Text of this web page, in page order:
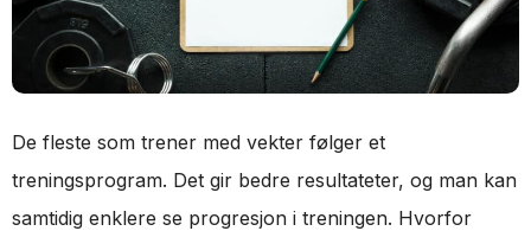
De fleste som trener med vekter følger et
treningsprogram. Det gir bedre resultateter, og man kan
samtidig enklere se progresjon i treningen. Hvorfor